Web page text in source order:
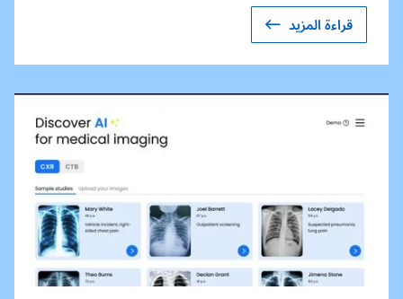
قراءة المزيد